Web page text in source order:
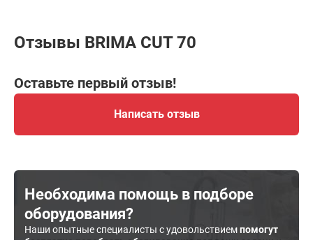
Отзывы BRIMA CUT 70
Оставьте первый отзыв!
Написать отзыв
Необходима помощь в подборе
оборудования?
Наши опытные специалисты с удовольствиемпомогут